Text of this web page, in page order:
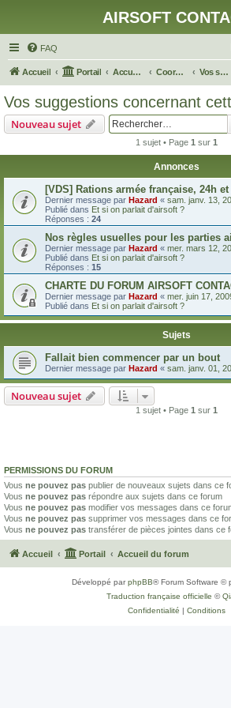
AIRSOFT
FAQ
Accueil Portail Accueil du forum Coordination Airsoft Grand Est Vos suggestions concernant cette section
Vos suggestions concernant
Nouveau sujet
1 sujet • Page 1 sur 1
Annonces
[VDS] Rations armée française, 24h et
Dernier message par Hazard « sam. janv. 13,
Publié dans Et si on parlait d'airsoft ?
Réponses : 24
Nos règles usuelles pour les parties
Dernier message par Hazard « mer. mars 12,
Publié dans Et si on parlait d'airsoft ?
Réponses : 15
CHARTE DU FORUM AIRSOFT
Dernier message par Hazard « mer. juin 17,
Publié dans Et si on parlait d'airsoft ?
Sujets
Fallait bien commencer par un bout
Dernier message par Hazard « sam. janv. 01,
Nouveau sujet
1 sujet • Page 1 sur 1
PERMISSIONS DU FORUM
Vous ne pouvez pas publier de nouveaux sujets dans ce
Vous ne pouvez pas répondre aux sujets dans ce forum
Vous ne pouvez pas modifier vos messages dans ce
Vous ne pouvez pas supprimer vos messages dans ce
Vous ne pouvez pas transférer de pièces jointes dans ce
Accueil Portail Accueil du forum
Développé parphpBB® Forum Software ©
Traduction française officielle ©
Confidentialité | Conditions